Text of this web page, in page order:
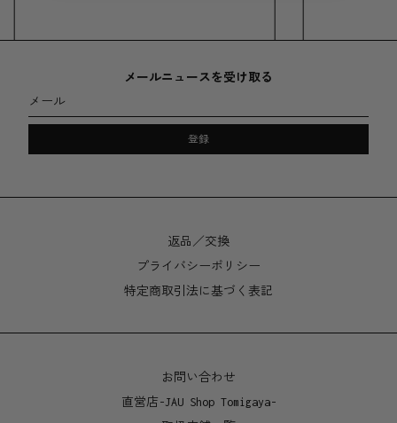
た作品となっています。
素材
ジクレー印刷
を使用。
メールニュースを受け取る
メール
登録
返品／交換
プライバシーポリシー
特定商取引法に基づく表記
お問い合わせ
直営店-JAU Shop Tomigaya-